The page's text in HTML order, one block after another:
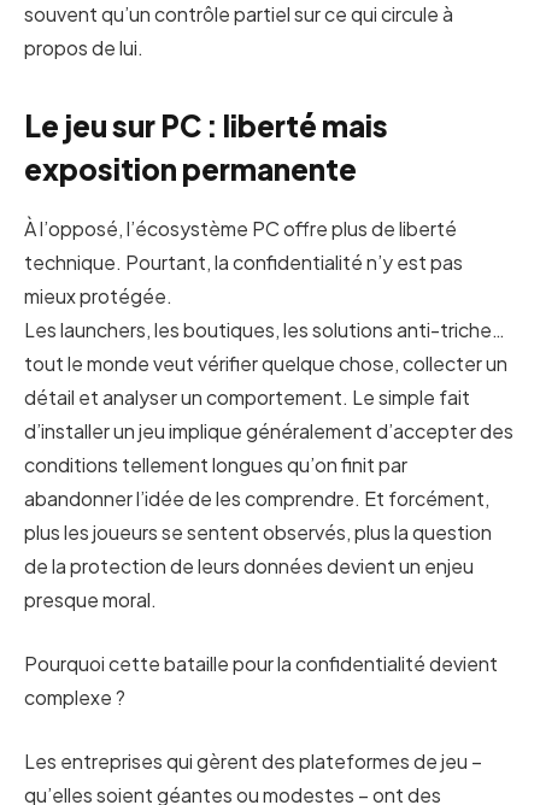
souvent qu’un contrôle partiel sur ce qui circule à
propos de lui.
Le jeu sur PC : liberté mais
exposition permanente
À l’opposé, l’écosystème PC offre plus de liberté
technique. Pourtant, la confidentialité n’y est pas
mieux protégée.
Les launchers, les boutiques, les solutions anti-triche…
tout le monde veut vérifier quelque chose, collecter un
détail et analyser un comportement. Le simple fait
d’installer un jeu implique généralement d’accepter des
conditions tellement longues qu’on finit par
abandonner l’idée de les comprendre. Et forcément,
plus les joueurs se sentent observés, plus la question
de la protection de leurs données devient un enjeu
presque moral.
Pourquoi cette bataille pour la confidentialité devient
complexe ?
Les entreprises qui gèrent des plateformes de jeu –
qu’elles soient géantes ou modestes – ont des